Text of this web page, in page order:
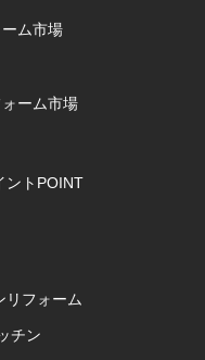
ーム市場
ーム市場
ント POINT
チン